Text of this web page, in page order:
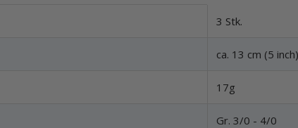
3 Stk.
ca. 13 cm (5 inch)
17g
Gr. 3/0 - 4/0